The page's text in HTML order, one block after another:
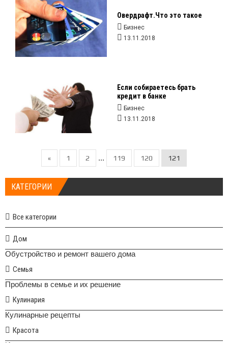
Овердрафт.Что это такое
Бизнес
13.11.2018
Если собираетесь брать
кредит в банке
Бизнес
13.11.2018
« 1 2 ... 119 120 121
КАТЕГОРИИ
Все категории
Дом
Обустройство и ремонт вашего дома
Семья
Проблемы в семье и их решение
Кулинария
Кулинарные рецепты
Красота